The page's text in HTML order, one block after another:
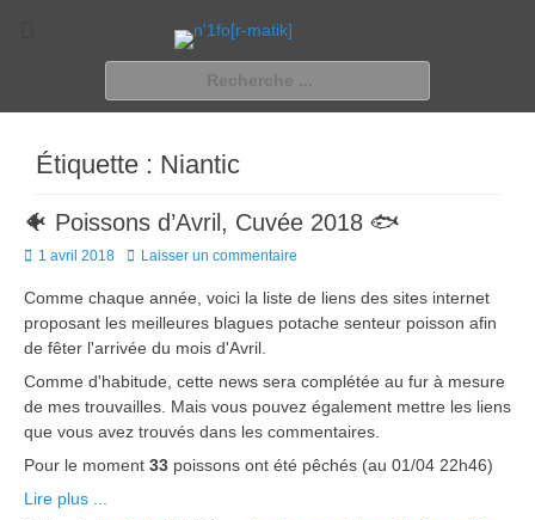
n'1fo[r-matik]
Pour les nymphos d'infos en info…
Étiquette : Niantic
🐠 Poissons d’Avril, Cuvée 2018 🐟
Posted
1 avril 2018 Laisser un commentaire
Comme chaque année, voici la liste de liens des sites internet
proposant les meilleures blagues potache senteur poisson afin
de fêter l'arrivée du mois d'Avril.
Comme d'habitude, cette news sera complétée au fur à mesure
de mes trouvailles. Mais vous pouvez également mettre les liens
que vous avez trouvés dans les commentaires.
Pour le moment 33 poissons ont été pêchés (au 01/04 22h46)
Lire plus ...